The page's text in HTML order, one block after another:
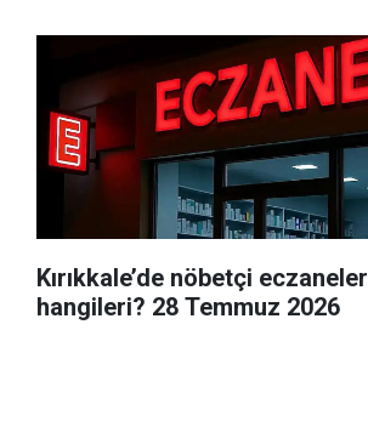
Kırıkkale’de nöbetçi eczaneler
hangileri? 28 Temmuz 2026